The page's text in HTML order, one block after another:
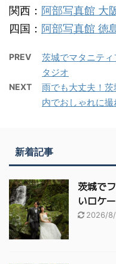
関西： 阿部写真館 大
四国： 阿部写真館 徳
PREV
茨城でマタニテ
タジオ
NEXT
雨でも大丈夫！
内でおしゃれに
新着記事
茨城で
いロケ
2026/